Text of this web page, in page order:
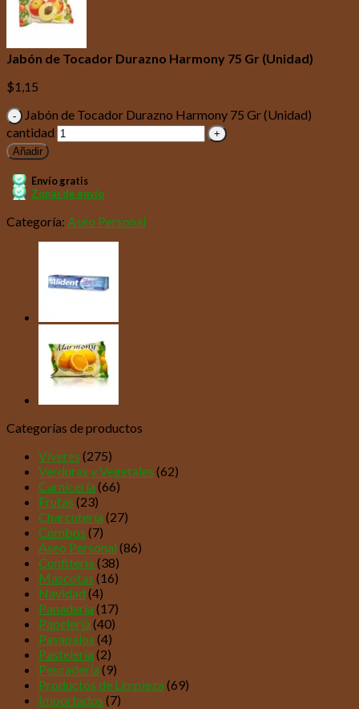
Jabón de Tocador Durazno Harmony 75 Gr (Unidad)
$1,15
Jabón de Tocador Durazno Harmony 75 Gr (Unidad)
cantidad
Añadir
Envío gratis
Zonas de envío
Categoría: Aseo Personal
Categorías de productos
Víveres (275)
Verduras y Vegetales (62)
Carnicería (66)
Frutas (23)
Charcutería (27)
Combos (7)
Aseo Personal (86)
Confitería (38)
Mascotas (16)
Navidad (4)
Panadería (17)
Papelería (40)
Pasapalos (4)
Pastelería (2)
Pescadería (9)
Productos de Limpieza (69)
Importados (7)